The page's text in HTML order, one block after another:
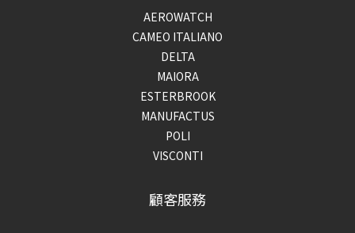
AEROWATCH
CAMEO ITALIANO
DELTA
MAIORA
ESTERBROOK
MANUFACTUS
POLI
VISCONTI
顧客服務